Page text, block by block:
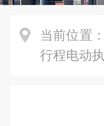
当前位置：
行程电动